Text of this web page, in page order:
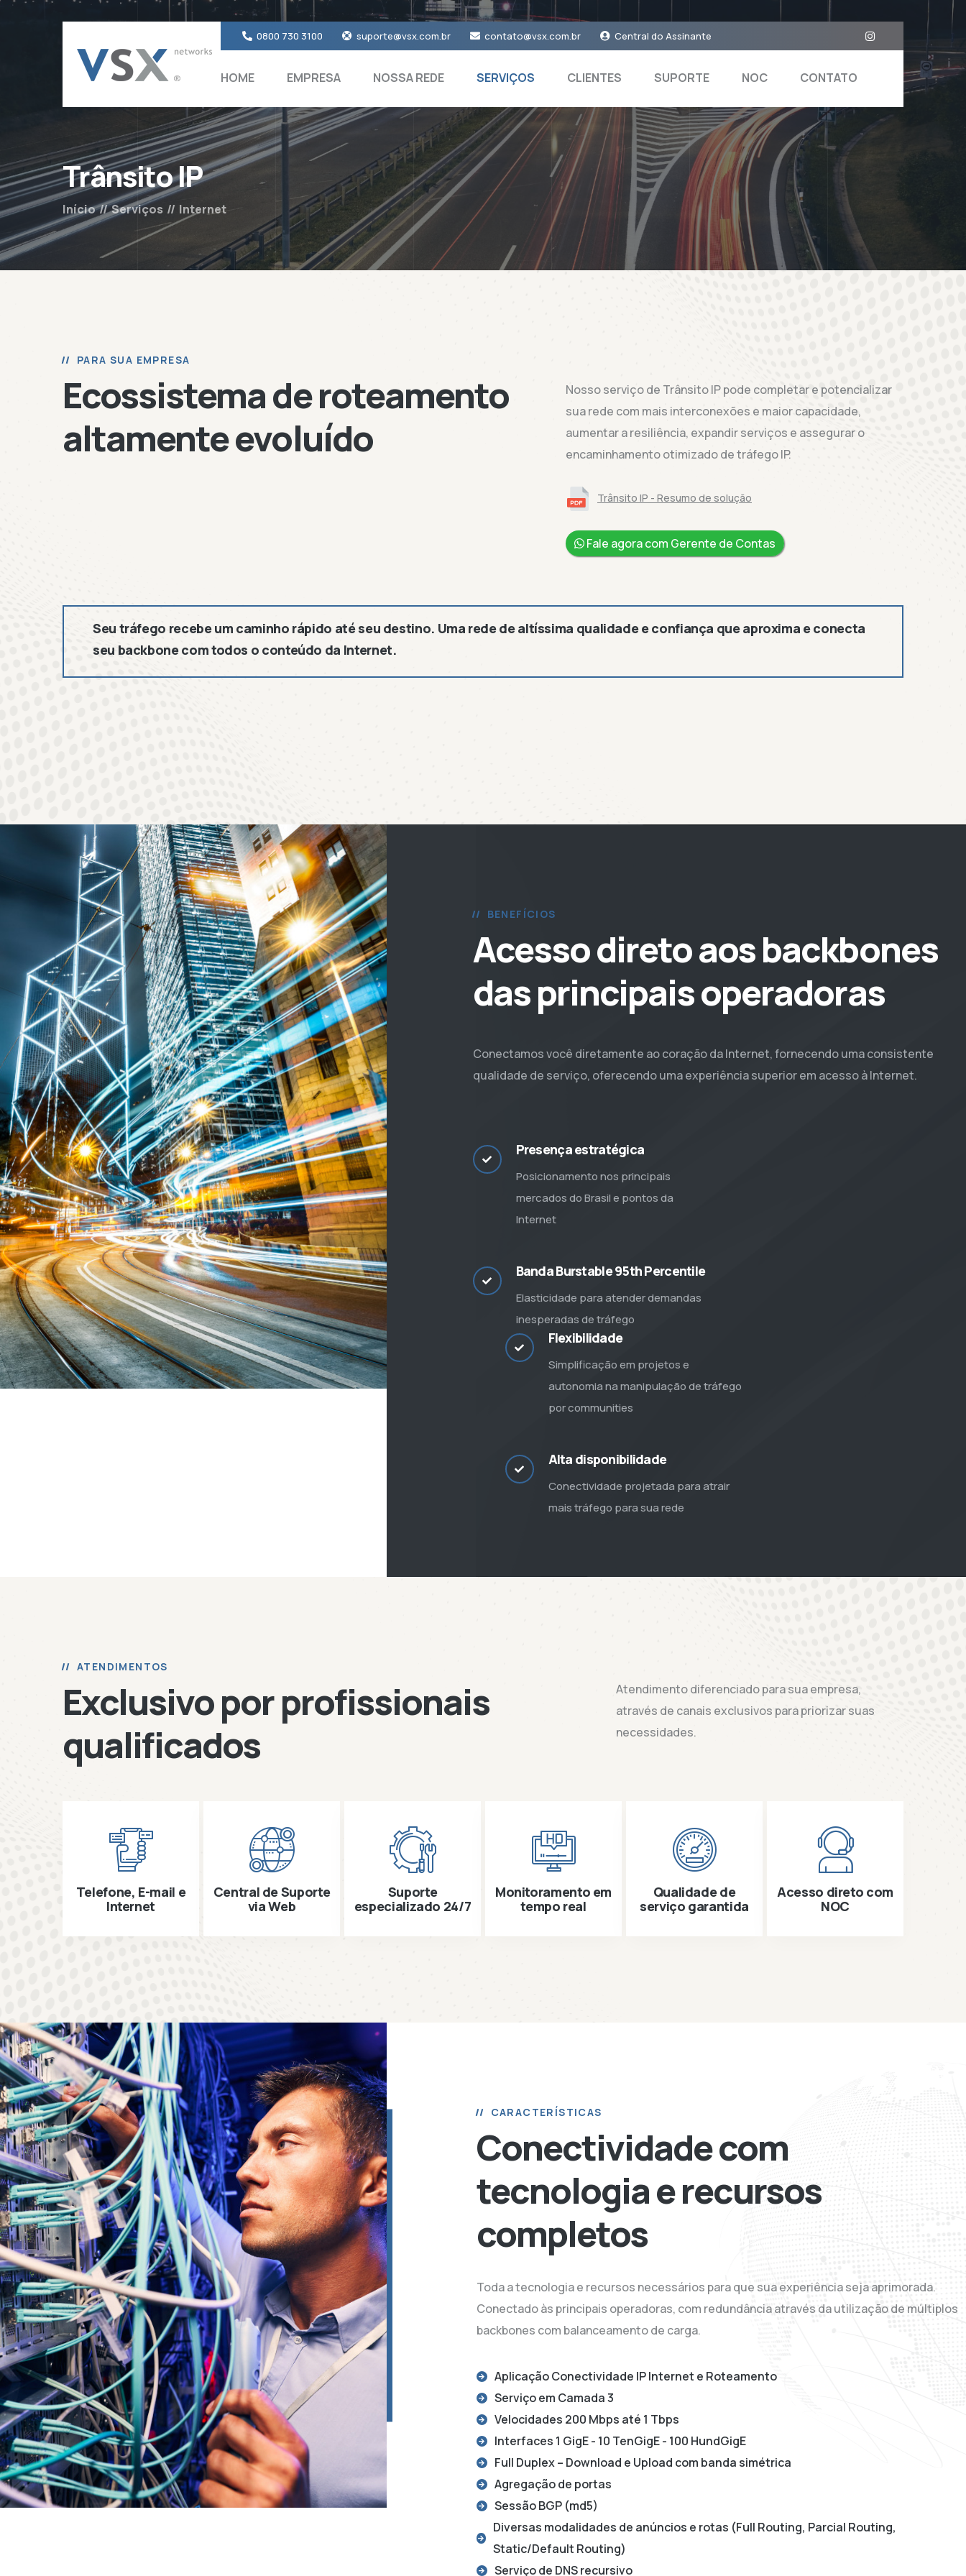
0800 730 3100 suporte@vsx.com.br contato@vsx.com.br Central do Assinante
HOME EMPRESA NOSSA REDE SERVIÇOS CLIENTES SUPORTE NOC CONTATO
Trânsito IP
Início // Serviços // Internet
PARA SUA EMPRESA
Ecossistema de roteamento
altamente evoluído
Nosso serviço de Trânsito IP pode completar e potencializar
sua rede com mais interconexões e maior capacidade,
aumentar a resiliência, expandir serviços e assegurar o
encaminhamento otimizado de tráfego IP.
Trânsito IP - Resumo de solução
Fale agora com Gerente de Contas
Seu tráfego recebe um caminho rápido até seu destino. Uma rede de altíssima qualidade e confiança que aproxima e conecta
seu backbone com todos o conteúdo da Internet.
BENEFÍCIOS
Acesso direto aos backbones
das principais operadoras
Conectamos você diretamente ao coração da Internet, fornecendo uma consistente
qualidade de serviço, oferecendo uma experiência superior em acesso à Internet.
Presença estratégica
Posicionamento nos principais
mercados do Brasil e pontos da
Internet
Banda Burstable 95th Percentile
Elasticidade para atender demandas
inesperadas de tráfego
Flexibilidade
Simplificação em projetos e
autonomia na manipulação de tráfego
por communities
Alta disponibilidade
Conectividade projetada para atrair
mais tráfego para sua rede
ATENDIMENTOS
Exclusivo por profissionais
qualificados
Atendimento diferenciado para sua empresa,
através de canais exclusivos para priorizar suas
necessidades.
Telefone, E-mail e
Internet
Central de Suporte
via Web
Suporte
especializado 24/7
Monitoramento em
tempo real
Qualidade de
serviço garantida
Acesso direto com
NOC
CARACTERÍSTICAS
Conectividade com
tecnologia e recursos
completos
Toda a tecnologia e recursos necessários para que sua experiência seja aprimorada.
Conectado às principais operadoras, com redundância através da utilização de múltiplos
backbones com balanceamento de carga.
Aplicação Conectividade IP Internet e Roteamento
Serviço em Camada 3
Velocidades 200 Mbps até 1 Tbps
Interfaces 1 GigE - 10 TenGigE - 100 HundGigE
Full Duplex – Download e Upload com banda simétrica
Agregação de portas
Sessão BGP (md5)
Diversas modalidades de anúncios e rotas (Full Routing, Parcial Routing,
Static/Default Routing)
Serviço de DNS recursivo